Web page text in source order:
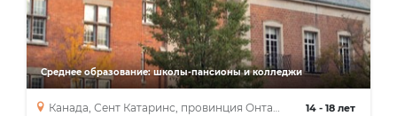
Среднее образование: школы-пансионы и колледжи
14 - 18 лет
Канада, Сент Катаринс, провинция Онтарио
High School Diploma